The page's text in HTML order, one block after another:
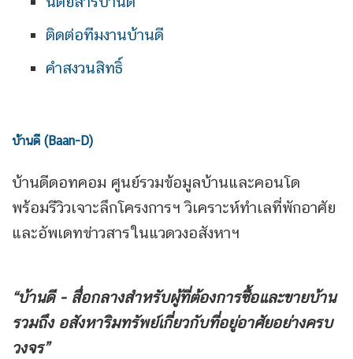
ติดต่อทีมงานบ้านดี
คำสงวนสิทธิ์
บ้านดี (Baan-D)
บ้านดีดอทคอม ศูนย์รวมข้อมูลบ้านและคอนโด
พร้อมรีวิวเจาะลึกโครงการฯ วิเคราะห์ทำเลที่พักอาศัย
และอัพเดทข่าวสารในแวดวงอสังหาฯ
“บ้านดี - สื่อกลางสำหรับผู้ที่ต้องการซื้อและขายบ้าน
รวมถึง อสังหาริมทรัพย์เกี่ยวกับที่อยู่อาศัยอย่างครบ
วงจร”